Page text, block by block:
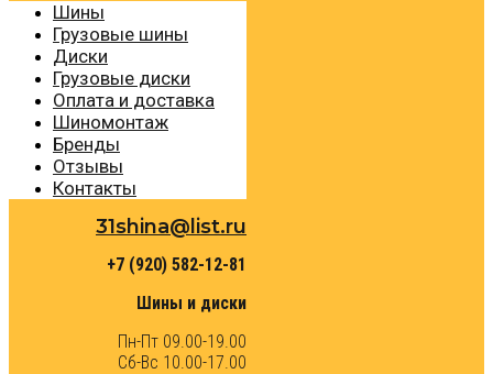
Шины
Грузовые шины
Диски
Грузовые диски
Оплата и доставка
Шиномонтаж
Бренды
Отзывы
Контакты
31shina@list.ru
+7 (920) 582-12-81
Шины и диски
Пн-Пт 09.00-19.00
Сб-Вс 10.00-17.00